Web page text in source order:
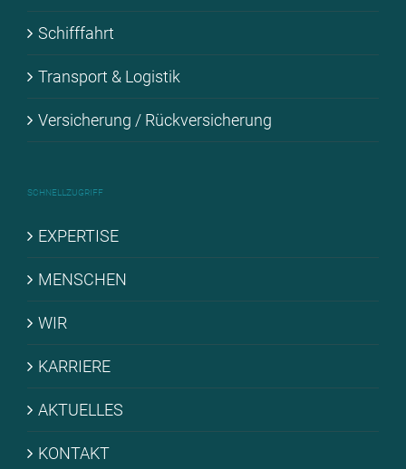
Schiff­fahrt
Trans­port & Lo­gis­tik
Ver­si­che­rung / Rück­ver­si­che­rung
SCHNELL­ZU­GRIFF
EX­PER­TI­SE
MEN­SCHEN
WIR
KAR­RIE­RE
AK­TU­EL­LES
KON­TAKT